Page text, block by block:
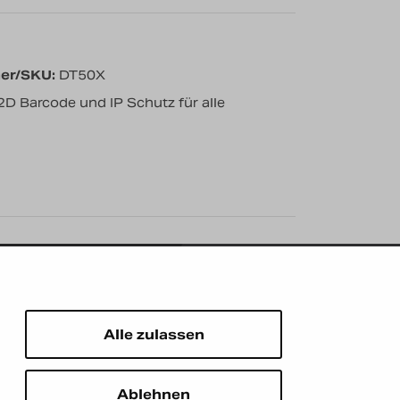
Alle zulassen
Ablehnen
SKU: DT50X
Barcode und IP Schutz für alle